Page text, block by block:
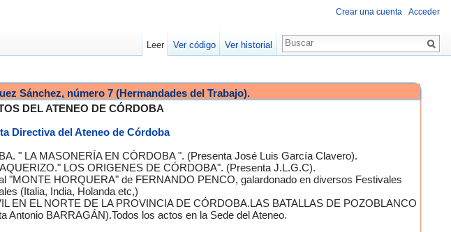
Sánchez, número 7 (Hermandades del Trabajo).
DEL ATENEO DE CÓRDOBA
Directiva del Ateneo de Córdoba
" LA MASONERÍA EN CÓRDOBA ". (Presenta José Luis García Clavero).
LOS ORIGENES DE CÓRDOBA". (Presenta J.L.G.C).
"MONTE HORQUERA" de FERNANDO PENCO, galardonado en diversos Festivales
(Italia, India, Holanda etc,)
EN EL NORTE DE LA PROVINCIA DE CÓRDOBA.LAS BATALLAS DE POZOBLANCO
Antonio BARRAGÁN).Todos los actos en la Sede del Ateneo.
Crear una cuenta Acceder
Leer Ver código Ver historial